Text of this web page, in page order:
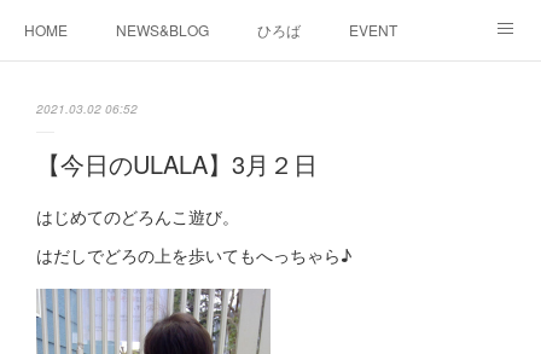
HOME NEWS&BLOG ひろば EVENT
2021.03.02 06:52
【今日のULALA】3月２日
はじめてのどろんこ遊び。
はだしでどろの上を歩いてもへっちゃら♪